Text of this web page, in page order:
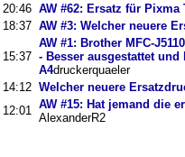
20:46 AW #62: Ersatz für Pixma
18:37 AW #3: Welcher neuere
15:37
AW #1: Brother MFC-
- Besser ausgestattet
A4druckerquaeler
14:12 Welcher neuere
12:01 AW #15: Hat jemand die
AlexanderR2